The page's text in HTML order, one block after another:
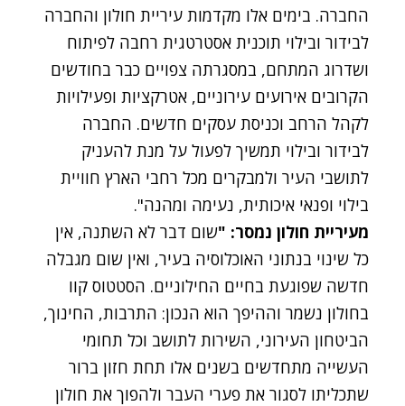
החברה. בימים אלו מקדמות עיריית חולון והחברה
לבידור ובילוי תוכנית אסטרטגית רחבה לפיתוח
ושדרוג המתחם, במסגרתה צפויים כבר בחודשים
הקרובים אירועים עירוניים, אטרקציות ופעילויות
לקהל הרחב וכניסת עסקים חדשים. החברה
לבידור ובילוי תמשיך לפעול על מנת להעניק
לתושבי העיר ולמבקרים מכל רחבי הארץ חוויית
בילוי ופנאי איכותית, נעימה ומהנה".
מעיריית חולון נמסר: "שום דבר לא השתנה, אין
כל שינוי בנתוני האוכלוסיה בעיר, ואין שום מגבלה
חדשה שפוגעת בחיים החילוניים. הסטטוס קוו
בחולון נשמר וההיפך הוא הנכון: התרבות, החינוך,
הביטחון העירוני, השירות לתושב וכל תחומי
העשייה מתחדשים בשנים אלו תחת חזון ברור
שתכליתו לסגור את פערי העבר ולהפוך את חולון